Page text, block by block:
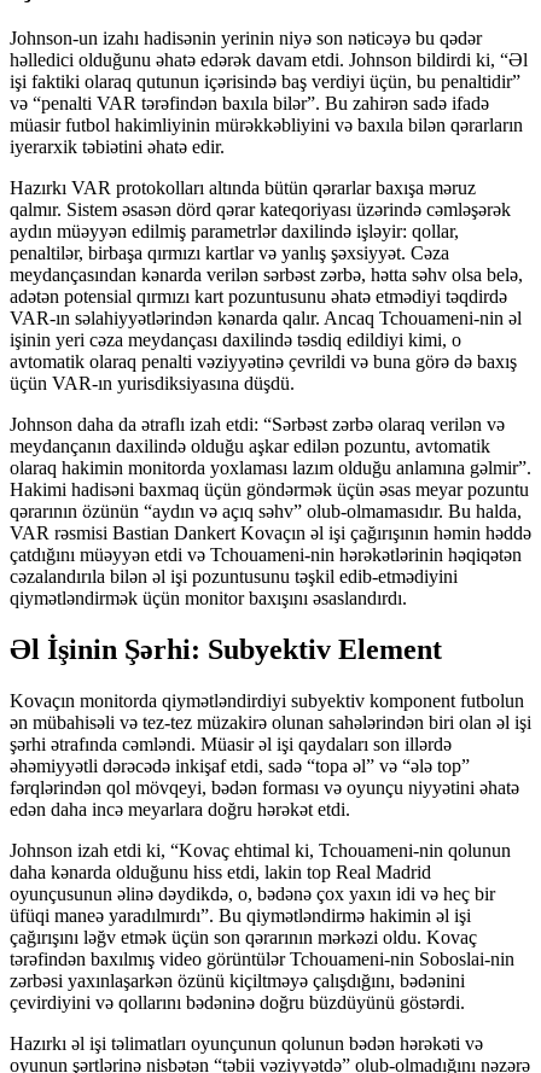
Johnson-un izahı hadisənin yerinin niyə son nəticəyə bu qədər
həlledici olduğunu əhatə edərək davam etdi. Johnson bildirdi ki, “Əl
işi faktiki olaraq qutunun içərisində baş verdiyi üçün, bu penaltidir”
və “penalti VAR tərəfindən baxıla bilər”. Bu zahirən sadə ifadə
müasir futbol hakimliyinin mürəkkəbliyini və baxıla bilən qərarların
iyerarxik təbiətini əhatə edir.
Hazırkı VAR protokolları altında bütün qərarlar baxışa məruz
qalmır. Sistem əsasən dörd qərar kateqoriyası üzərində cəmləşərək
aydın müəyyən edilmiş parametrlər daxilində işləyir: qollar,
penaltilər, birbaşa qırmızı kartlar və yanlış şəxsiyyət. Cəza
meydançasından kənarda verilən sərbəst zərbə, hətta səhv olsa belə,
adətən potensial qırmızı kart pozuntusunu əhatə etmədiyi təqdirdə
VAR-ın səlahiyyətlərindən kənarda qalır. Ancaq Tchouameni-nin əl
işinin yeri cəza meydançası daxilində təsdiq edildiyi kimi, o
avtomatik olaraq penalti vəziyyətinə çevrildi və buna görə də baxış
üçün VAR-ın yurisdiksiyasına düşdü.
Johnson daha da ətraflı izah etdi: “Sərbəst zərbə olaraq verilən və
meydançanın daxilində olduğu aşkar edilən pozuntu, avtomatik
olaraq hakimin monitorda yoxlaması lazım olduğu anlamına gəlmir”.
Hakimi hadisəni baxmaq üçün göndərmək üçün əsas meyar pozuntu
qərarının özünün “aydın və açıq səhv” olub-olmamasıdır. Bu halda,
VAR rəsmisi Bastian Dankert Kovaçın əl işi çağırışının həmin həddə
çatdığını müəyyən etdi və Tchouameni-nin hərəkətlərinin həqiqətən
cəzalandırıla bilən əl işi pozuntusunu təşkil edib-etmədiyini
qiymətləndirmək üçün monitor baxışını əsaslandırdı.
Əl İşinin Şərhi: Subyektiv Element
Kovaçın monitorda qiymətləndirdiyi subyektiv komponent futbolun
ən mübahisəli və tez-tez müzakirə olunan sahələrindən biri olan əl işi
şərhi ətrafında cəmləndi. Müasir əl işi qaydaları son illərdə
əhəmiyyətli dərəcədə inkişaf etdi, sadə “topa əl” və “ələ top”
fərqlərindən qol mövqeyi, bədən forması və oyunçu niyyətini əhatə
edən daha incə meyarlara doğru hərəkət etdi.
Johnson izah etdi ki, “Kovaç ehtimal ki, Tchouameni-nin qolunun
daha kənarda olduğunu hiss etdi, lakin top Real Madrid
oyunçusunun əlinə dəydikdə, o, bədənə çox yaxın idi və heç bir
üfüqi maneə yaradılmırdı”. Bu qiymətləndirmə hakimin əl işi
çağırışını ləğv etmək üçün son qərarının mərkəzi oldu. Kovaç
tərəfindən baxılmış video görüntülər Tchouameni-nin Soboslai-nin
zərbəsi yaxınlaşarkən özünü kiçiltməyə çalışdığını, bədənini
çevirdiyini və qollarını bədəninə doğru büzdüyünü göstərdi.
Hazırkı əl işi təlimatları oyunçunun qolunun bədən hərəkəti və
oyunun şərtlərinə nisbətən “təbii vəziyyətdə” olub-olmadığını nəzərə